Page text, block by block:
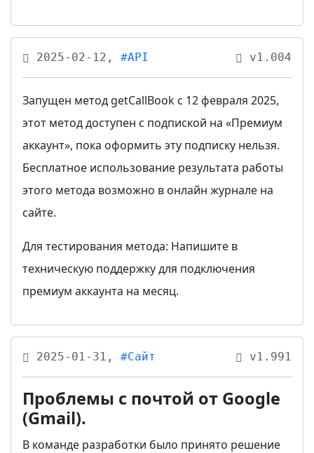
2025-02-12, #API v1.004
Запущен метод getCallBook с 12 февраля 2025,
этот метод доступен с подпиской на «Премиум
аккаунт», пока оформить эту подписку нельзя.
Бесплатное использование результата работы
этого метода возможно в онлайн журнале на
сайте.
Для тестирования метода: Напишите в
техническую поддержку для подключения
премиум аккаунта на месяц.
2025-01-31, #Сайт v1.991
Проблемы с почтой от Google
(Gmail).
В команде разработки было принято решение